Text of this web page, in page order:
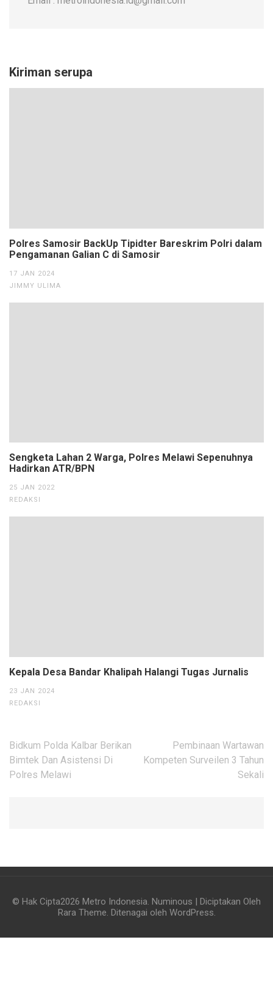
Kiriman serupa
Polres Samosir BackUp Tipidter Bareskrim Polri dalam
Pengamanan Galian C di Samosir
17 JAN 2024
JIMMY ULIMA
Sengketa Lahan 2 Warga, Polres Melawi Sepenuhnya
Hadirkan ATR/BPN
25 JAN 2022
REDAKSI
Kepala Desa Bandar Khalipah Halangi Tugas Jurnalis
23 JAN 2024
REDAKSI
Navigasi
pos
Bidkum Polda Kalbar Berikan
Bimtek Dan Asistensi Di
Polres Melawi
Pembinaan Wartawan
Kompeten Surveilen 3 Tahun
Sekali
© Hak Cipta2026 Metro Indonesia. Numinous | Diciptakan Oleh
Rara Theme. Ditenagai oleh WordPress.